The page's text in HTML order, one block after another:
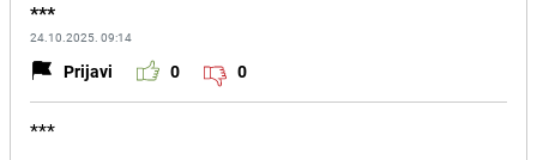
***
24.10.2025. 09:14
Prijavi 0 0
***